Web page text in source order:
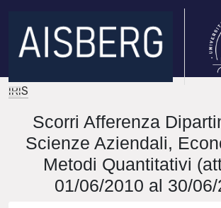
IRIS
Scorri Afferenza
Scienze Aziendali,
Metodi Quantitativi
01/06/2010 al 30/